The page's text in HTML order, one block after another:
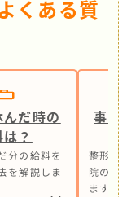
くある質
だ時の
？
分の給料を
を解説しま
事故
整形外
院の併
ます。